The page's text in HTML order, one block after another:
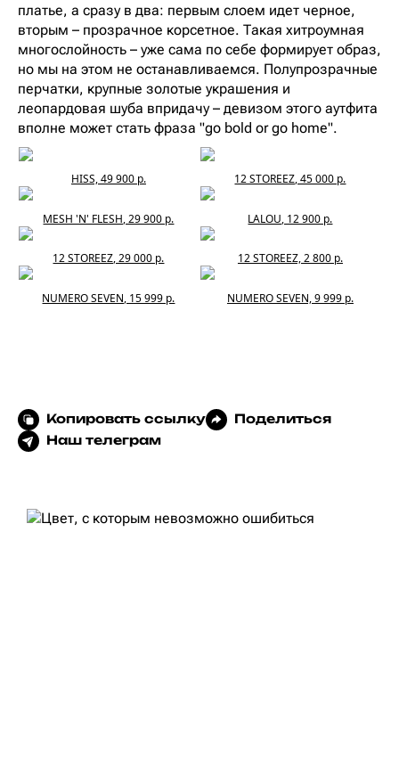
платье, а сразу в два: первым слоем идет черное,
вторым – прозрачное корсетное. Такая хитроумная
многослойность – уже сама по себе формирует образ,
но мы на этом не останавливаемся. Полупрозрачные
перчатки, крупные золотые украшения и
леопардовая шуба впридачу – девизом этого аутфита
вполне может стать фраза "go bold or go home".
HISS, 49 900 р. 12 STOREEZ, 45 000 р.
MESH 'N' FLESH, 29 900 р. LALOU, 12 900 р.
12 STOREEZ, 29 000 р. 12 STOREEZ, 2 800 р.
NUMERO SEVEN, 15 999 р. NUMERO SEVEN, 9 999 р.
Копировать ссылку
Поделиться
Наш телеграм